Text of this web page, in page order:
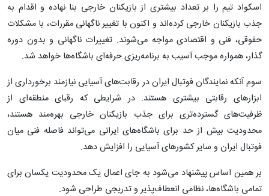
اسکواد تیم را بر تعداد بیشتری از بازیکنان خارجی بنا نهاده و اقدام به
جذب بازیکنان خارجی کرده‌اند و اکنون با تغییر ناگهانی مقررات، با مشکلات
حقوقی، فنی و اقتصادی مواجه می‌شوند. تغییرات ناگهانی و بدون دوره
گذار، همواره موجب آسیب به برنامه‌ریزی حرفه‌ای باشگاه‌ها خواهد شد.
سوم آنکه نمایندگان فوتبال ایران در رقابت‌های آسیایی نیازمند برخورداری از
ابزارهای رقابتی بیشتری هستند. در شرایطی که رقبای منطقه‌ای از
ظرفیت‌های گسترده‌تری برای جذب بازیکنان خارجی بهره‌مند هستند،
محدودیت بیش از حد برای باشگاه‌های ایرانی می‌تواند فاصله فنی میان
فوتبال ایران و سایر کشورهای آسیایی را افزایش دهد.
بر همین اساس پیشنهاد می‌شود به جای اعمال یک محدودیت یکسان برای
تمامی باشگاه‌ها، نظامی انعطاف‌پذیر و تدریجی طراحی شود.